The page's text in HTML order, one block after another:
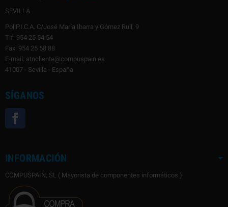
SEVILLA
Pol P.I.C.A. C/José María Ibarra y Gómez Rull, 9
Tlf: 954 25 54 54
Fax: 954 25 58 88
E-mail: atncliente@compuspain.es
41007 - Sevilla - España
SÍGANOS
INFORMACIÓN
COMPUSPAIN, SL ( Mayorista de componentes informáticos )